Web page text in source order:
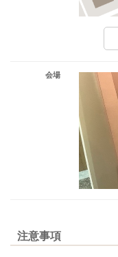
会場
注意事項